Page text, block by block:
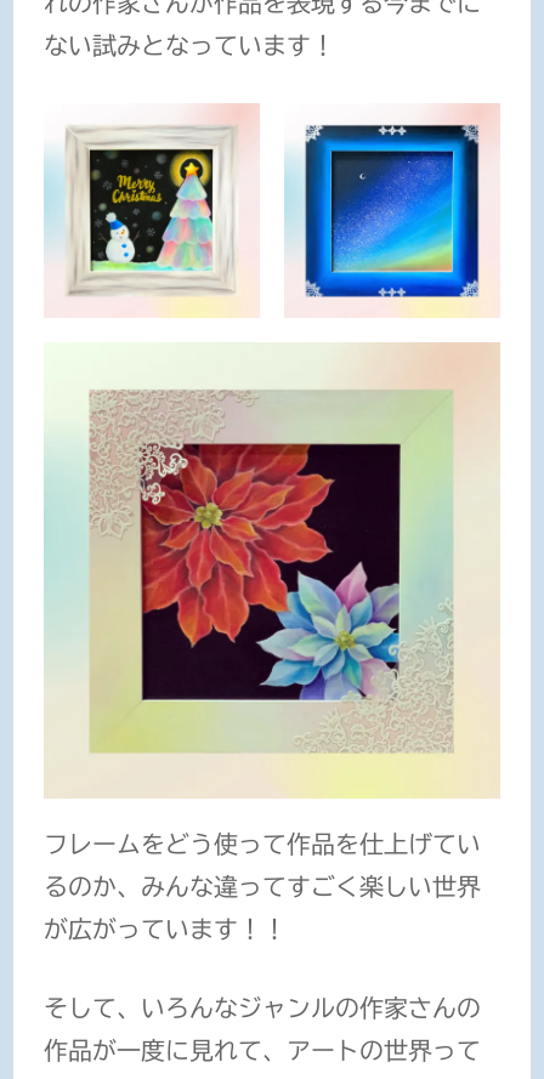
ない試みとなっています！
フレームをどう使って作品を仕上げてい
るのか、みんな違ってすごく楽しい世界
が広がっています！！
そして、いろんなジャンルの作家さんの
作品が一度に見れて、アートの世界って